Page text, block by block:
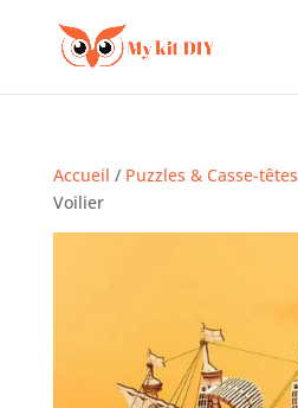
Accueil / Puzzles & Casse-têtes
Voilier